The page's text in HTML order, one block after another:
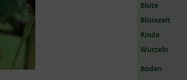
Blüte
Blütezeit
Rinde
Wurzeln
Boden